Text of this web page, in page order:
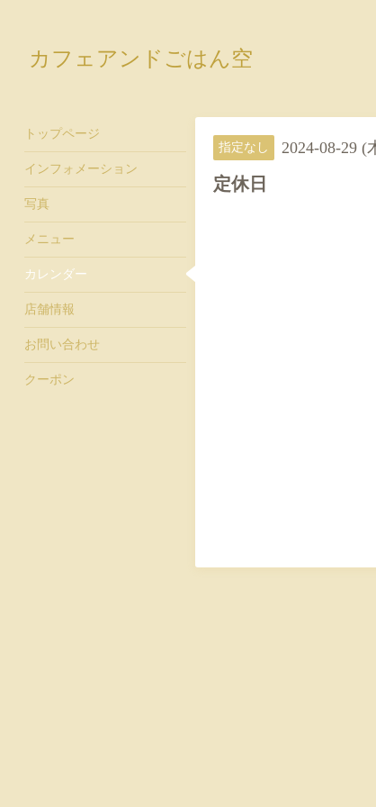
カフェアンドごはん空
指定なし 2024-08-29 (
定休日
トップページ
インフォメーション
写真
メニュー
カレンダー
店舗情報
お問い合わせ
クーポン